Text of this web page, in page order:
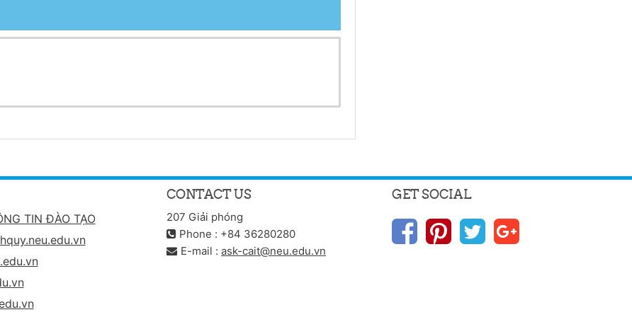
TIN ĐÀO TẠO
CONTACT US
207 Giải phóng
Phone : +84 36280280
E-mail : ask-cait@neu.edu.vn
GET SOCIAL